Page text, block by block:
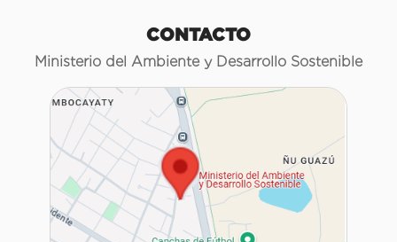
CONTACTO
Ministerio del Ambiente y Desarrollo Sostenible